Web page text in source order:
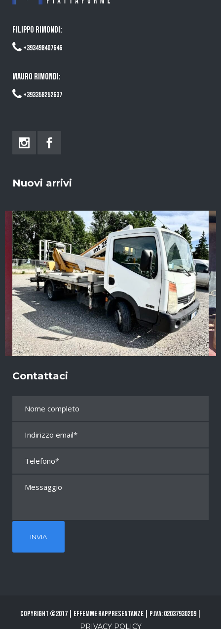
FILIPPO RIMONDI:
+393498407646
MAURO RIMONDI:
+393358252637
Nuovi arrivi
Contattaci
Copyright ©2017 | Effemme Rappresentanze | P.Iva: 02037930209 |
PRIVACY POLICY